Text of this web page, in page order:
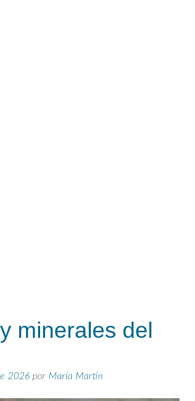
minerales del
2026 por María Martín